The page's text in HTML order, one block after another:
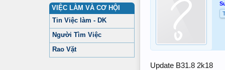
VIỆC LÀM VÀ CƠ HỘI
Tin Việc làm - DK
Người Tìm Việc
Rao Vặt
Update B31.8 2k18